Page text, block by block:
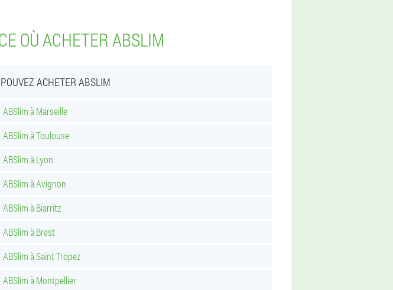
OÙ ACHETER ABSLIM
ACHETER ABSLIM
ABSlim à Marseille
ABSlim à Toulouse
ABSlim à Lyon
ABSlim à Avignon
ABSlim à Biarritz
ABSlim à Brest
ABSlim à Saint Tropez
ABSlim à Montpellier